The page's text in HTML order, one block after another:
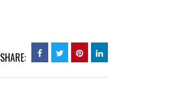
SHARE: